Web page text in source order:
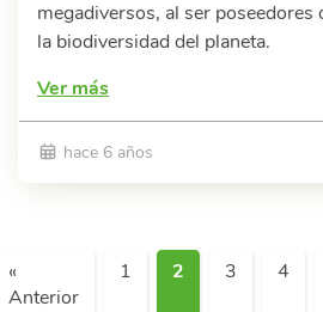
megadiversos, al ser
la biodiversidad del planeta.
Ver más
hace 6 años
«
Anterior
1 2 3 4